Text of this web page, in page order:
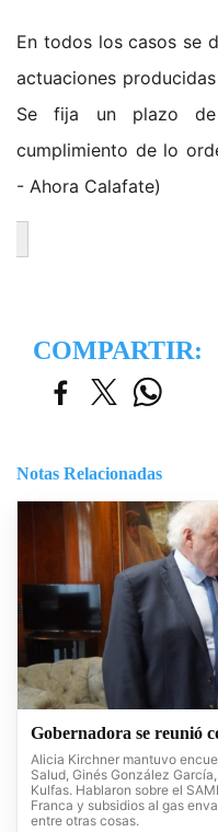
En todos los casos se
actuaciones
Se fija un plazo
cumplimiento de lo
- Ahora Calafate)
COMPARTIR:
Notas Relacionadas
Gobernadora se reunió
Alicia Kirchner mantuvo
Salud, Ginés González
Kulfas. Hablaron sobre el
Franca y subsidios al gas
entre otras cosas.